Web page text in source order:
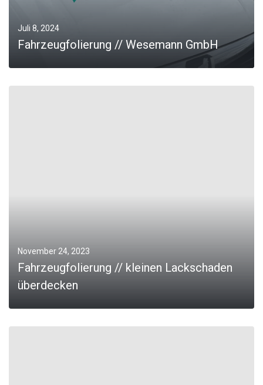
Juli 8, 2024
Fahrzeugfolierung // Wesemann GmbH
November 24, 2023
Fahrzeugfolierung // kleinen Lackschaden
überdecken